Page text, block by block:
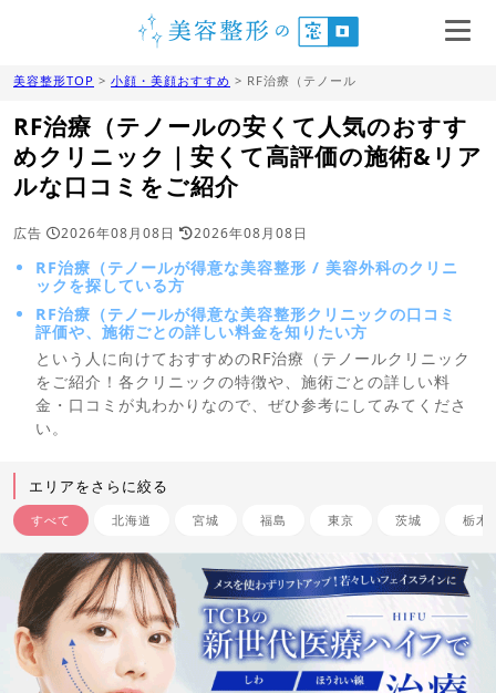
美容整形TOP > 小顔・美顔おすすめ > RF治療（テノール
RF治療（テノールの安くて人気のおすす
めクリニック｜安くて高評価の施術&リア
ルな口コミをご紹介
広告 2026年08月08日 2026年08月08日
RF治療（テノールが得意な美容整形 / 美容外科のクリニ
ックを探している方
RF治療（テノールが得意な美容整形クリニックの口コミ
評価や、施術ごとの詳しい料金を知りたい方
という人に向けておすすめのRF治療（テノールクリニック
をご紹介！各クリニックの特徴や、施術ごとの詳しい料
金・口コミが丸わかりなので、ぜひ参考にしてみてくださ
い。
エリアをさらに絞る
すべて 北海道 宮城 福島 東京 茨城 栃木